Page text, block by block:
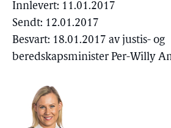
Innlevert: 11.01.2017
Sendt: 12.01.2017
Besvart: 18.01.2017 av justis- og
beredskapsminister Per-Willy